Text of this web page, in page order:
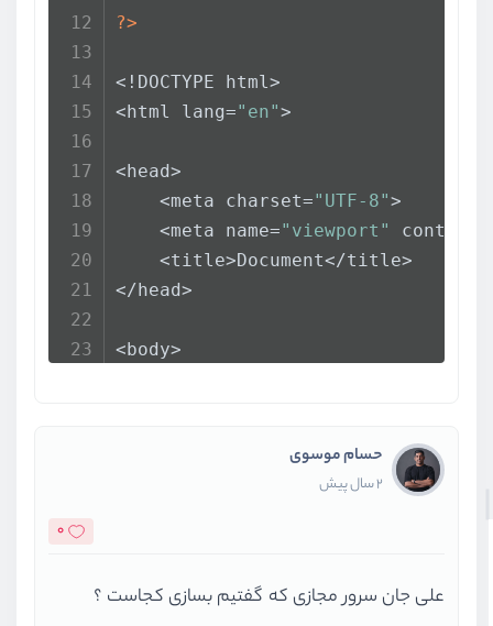
?>
<!DOCTYPE html>
<html lang="en">
<head>
    <meta charset=
"UTF-8">
    <meta name=
"viewport" content=
    <title>Document</title>
</head>
<body>
name=
        <button type=
"submit"
حسام موسوی
2 سال پیش
0
علی جان سرور مجازی که گفتیم بسازی کجاست ؟